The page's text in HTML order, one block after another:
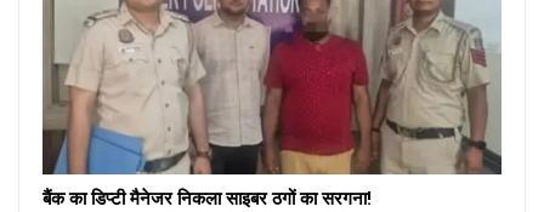
बैंक का डिप्टी मैनेजर निकला साइबर ठगों का सरगना!